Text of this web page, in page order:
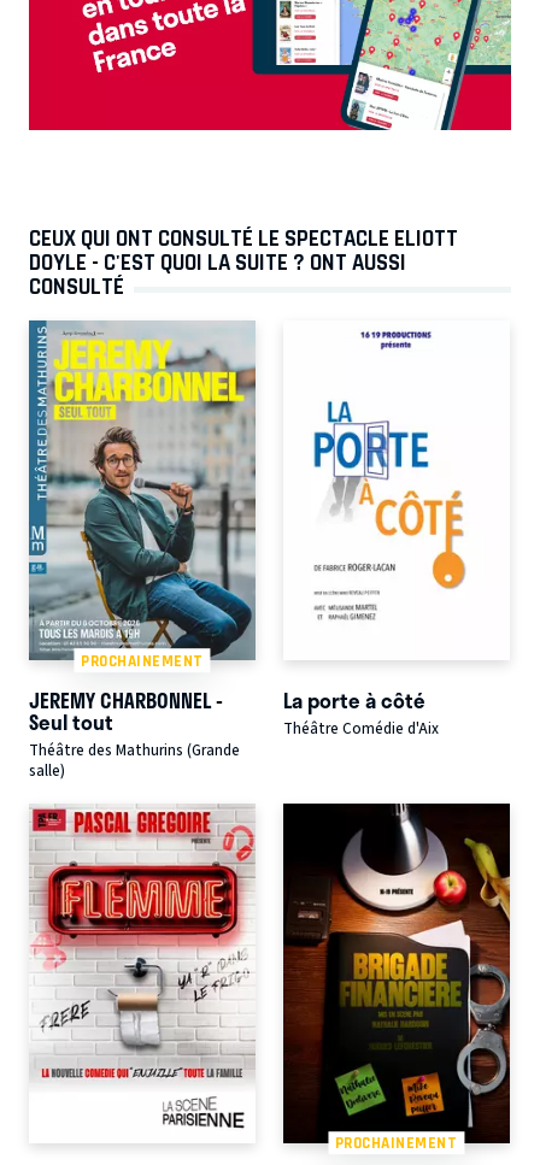
CEUX QUI ONT CONSULTÉ LE SPECTACLE ELIOTT
DOYLE - C'EST QUOI LA SUITE ? ONT AUSSI
CONSULTÉ
PROCHAINEMENT
JEREMY CHARBONNEL -
Seul tout
Théâtre des Mathurins (Grande
salle)
La porte à côté
Théâtre Comédie d'Aix
PROCHAINEMENT